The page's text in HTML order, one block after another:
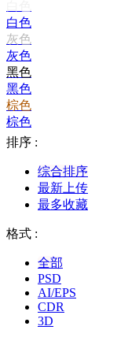
白色
灰色
灰色
黑色
黑色
棕色
棕色
排序 :
综合排序
最新上传
最多收藏
格式 :
全部
PSD
AI/EPS
CDR
3D